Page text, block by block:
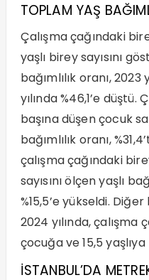
TOPLAM YAŞ
Çalışma çağındaki
yaşlı birey sayısını
bağımlılık oranı, 2023
yılında %46,1’e
başına düşen çocuk
bağımlılık oranı,
çalışma çağındaki
sayısını ölçen yaşlı
%15,5’e yükseldi.
2024 yılında, çalışma
çocuğa ve 15,5
İSTANBUL’DA